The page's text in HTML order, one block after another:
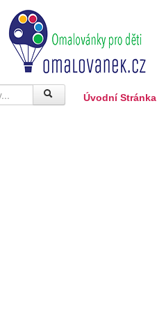
Úvodní Stránka